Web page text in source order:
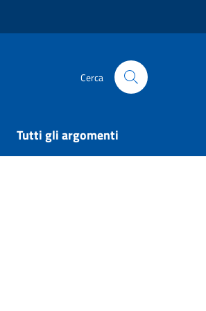
Cerca
Tutti gli argomenti